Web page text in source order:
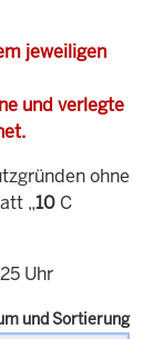
jeweiligen
und verlegte
ohne
„10 C
Uhr
und Sortierung